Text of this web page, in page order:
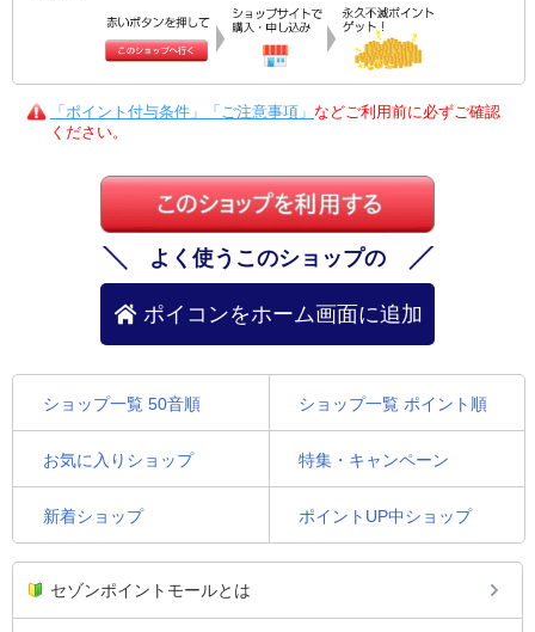
「ポイント付与条件」「ご注意事項」 などご利用前に必ずご確認
ください。
よく使うこのショップの
ポイコンをホーム画面に追加
ショップ一覧 50音順 ショップ一覧 ポイント順
お気に入りショップ 特集・キャンペーン
新着ショップ ポイントUP中ショップ
セゾンポイントモールとは